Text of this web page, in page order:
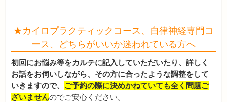
★カイロプラクティックコース、自律神経専門コ
ース、どちらがいいか迷われている方へ
初回にお悩み等をカルテに記入していただいたり、詳しく
お話をお伺いしながら、その方に合ったような調整をして
いきますので、 ご予約の際に決めかねていても全く問題ご
ざいませんのでご安心ください。